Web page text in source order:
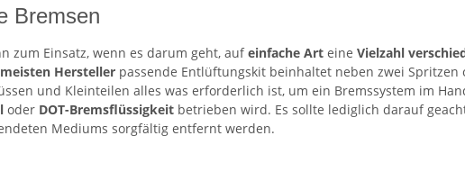
Bremsen
zum Einsatz, wenn es darum geht, aufeinfache Art eine Vielzahl
meisten Hersteller passende Entlüftungskit beinhaltet neben zwei
und Kleinteilen alles was erforderlich ist, um ein Bremssystem im
oder DOT-Bremsflüssigkeit betrieben wird. Es sollte lediglich darauf
Mediums sorgfältig entfernt werden.